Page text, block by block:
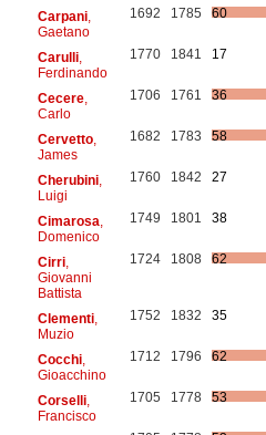
Carpani,
Gaetano
1692 1785 60
Carulli,
Ferdinando
1770 1841 17
Cecere,
Carlo
1706 1761 36
Cervetto,
James
1682 1783 58
Cherubini,
Luigi
1760 1842 27
Cimarosa
Domenico
1749 1801 38
Cirri,
Giovanni
Battista
1724 1808 62
Clementi,
Muzio
1752 1832 35
Cocchi,
Gioacchino
1712 1796 62
Corselli,
Francisco
1705 1778 53